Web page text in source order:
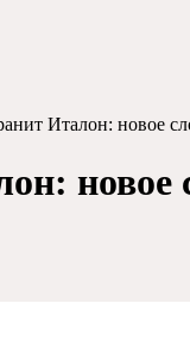
Италон: новое
новое